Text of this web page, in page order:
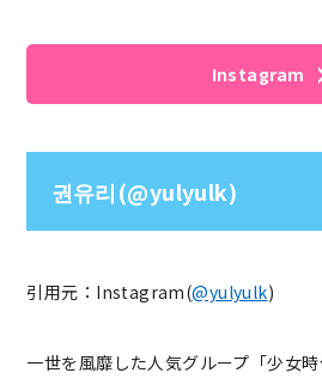
Instagram
권유리(@yulyulk)
引用元：Instagram(@yulyulk)
一世を風靡した人気グループ「少女時